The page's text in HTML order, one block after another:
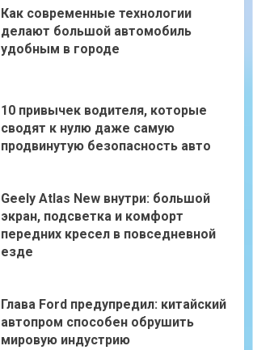
Как современные технологии
делают большой автомобиль
удобным в городе
10 привычек водителя, которые
сводят к нулю даже самую
продвинутую безопасность авто
Geely Atlas New внутри: большой
экран, подсветка и комфорт
передних кресел в повседневной
езде
Глава Ford предупредил: китайский
автопром способен обрушить
мировую индустрию